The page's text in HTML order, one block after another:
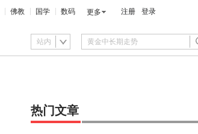
佛教 国学 数码 更多 注册 登录
站内
热门文章